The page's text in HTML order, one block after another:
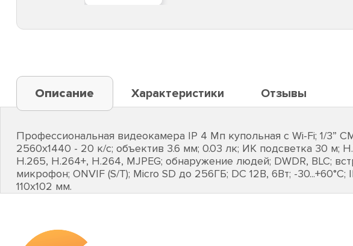
Описание Характеристики Отзывы
Профессиональная видеокамера IP 4 Мп купольная с Wi-Fi; 1/3”
2560х1440 - 20 к/с; объектив 3.6 мм; 0.03 лк; ИК подсветка 30 м;
H.265, H.264+, H.264, MJPEG; обнаружение людей; DWDR, BLC;
микрофон; ONVIF (S/T); Micro SD до 256ГБ; DC 12В, 6Вт; -30...+60°C;
110х102 мм.